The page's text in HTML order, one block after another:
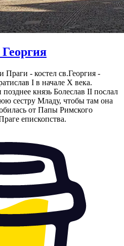
Праги - костел св.Георгия -
I в начале X века.
князь Болеслав II послал
сестру Младу, чтобы там она
от Папы Римского
епископства.